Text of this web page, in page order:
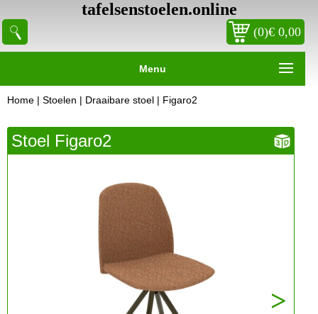
tafelsenstoelen.online
(0)€ 0,00
Menu
Home | Stoelen | Draaibare stoel | Figaro2
Stoel Figaro2